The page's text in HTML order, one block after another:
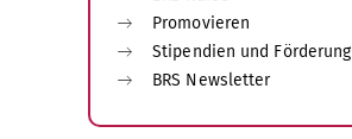
Promovieren
Stipendien und Förderung
BRS Newsletter